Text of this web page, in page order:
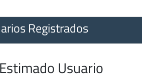
Registrados
Estimado Usuario